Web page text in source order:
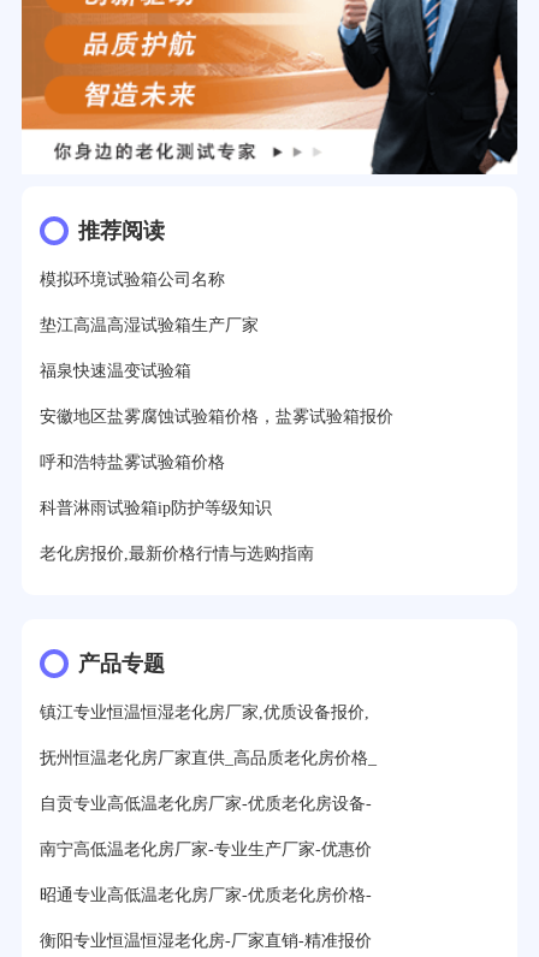
推荐阅读
模拟环境试验箱公司名称
垫江高温高湿试验箱生产厂家
福泉快速温变试验箱
安徽地区盐雾腐蚀试验箱价格，盐雾试验箱报价
呼和浩特盐雾试验箱价格
科普淋雨试验箱ip防护等级知识
老化房报价,最新价格行情与选购指南
产品专题
镇江专业恒温恒湿老化房厂家,优质设备报价,
抚州恒温老化房厂家直供_高品质老化房价格_
自贡专业高低温老化房厂家-优质老化房设备-
南宁高低温老化房厂家-专业生产厂家-优惠价
昭通专业高低温老化房厂家-优质老化房价格-
衡阳专业恒温恒湿老化房-厂家直销-精准报价